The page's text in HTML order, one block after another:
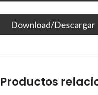
Download/Descargar
Productos